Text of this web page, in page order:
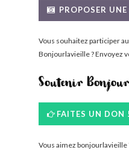
PROPOSER
Vous souhaitez participer
Bonjourlavieille ? Envoyez
Soutenir
FAITES UN DON !
Vous aimez